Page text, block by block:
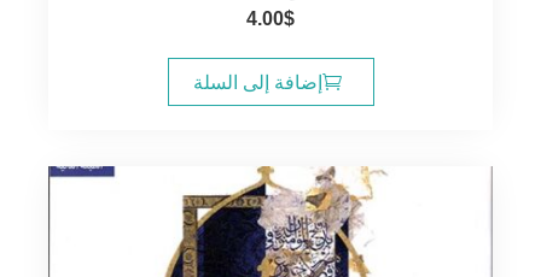
4.00$
إضافة إلى السلة